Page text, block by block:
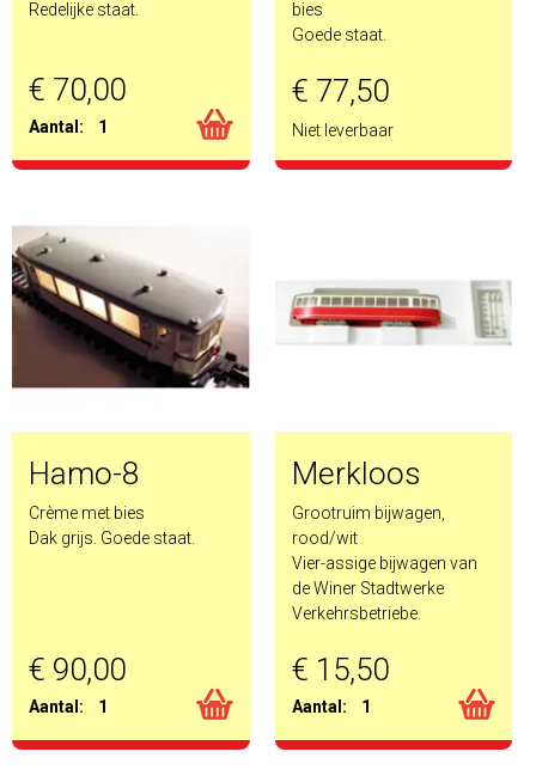
Redelijke staat.
€ 70,00
Aantal: 1
bies
Goede staat.
€ 77,50
Niet leverbaar
Hamo-8
Crème met bies
Dak grijs. Goede staat.
€ 90,00
Aantal: 1
Merkloos
Grootruim bijwagen,
rood/wit
Vier-assige bijwagen van
de Winer Stadtwerke
Verkehrsbetriebe.
€ 15,50
Aantal: 1